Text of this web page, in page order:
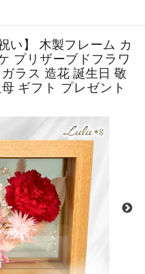
い】 木製フレーム カ
プリザーブドフラワ
ラス 造花 誕生日 敬
ギフト プレゼント